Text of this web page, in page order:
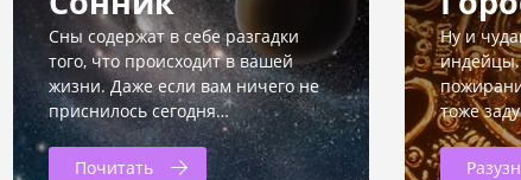
Сны содержат в себе разгадки
того, что происходит в вашей
жизни. Даже если вам ничего не
приснилось сегодня…
Почитать
Ну и
тоже